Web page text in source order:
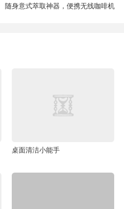
随身意式萃取神器，便携无线咖啡机
桌面清洁小能手